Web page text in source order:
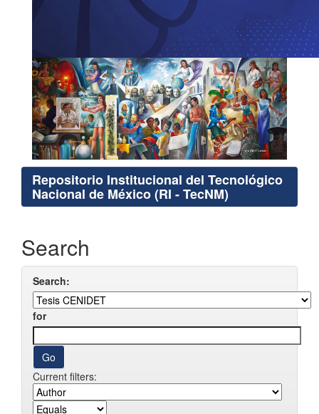
Repositorio Institucional del Tecnológico
Nacional de México (RI - TecNM)
Search
Search:
for
Current filters: